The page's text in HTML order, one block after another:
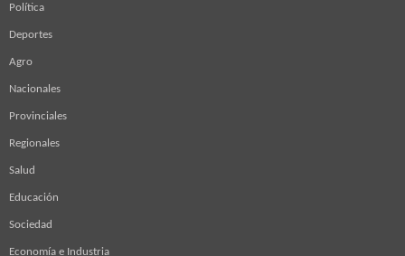
Política
Deportes
Agro
Nacionales
Provinciales
Regionales
Salud
Educación
Sociedad
Economía e Industria